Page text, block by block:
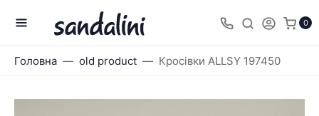
0
Головна old product Кросівки ALLSY 197450